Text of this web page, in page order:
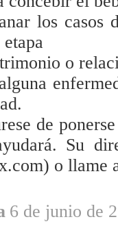
los casos
o
de
Su
o llame
6 de junio de